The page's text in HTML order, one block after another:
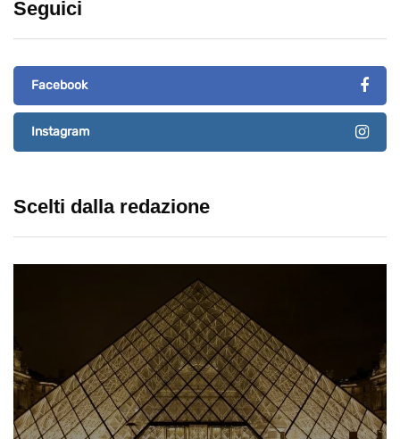
Seguici
Facebook
Instagram
Scelti dalla redazione